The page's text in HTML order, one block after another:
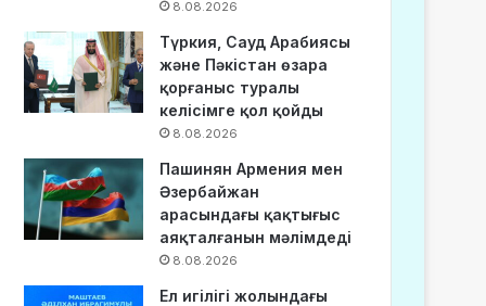
8.08.2026
Түркия, Сауд Арабиясы
және Пәкістан өзара
қорғаныс туралы
келісімге қол қойды
8.08.2026
Пашинян Армения мен
Әзербайжан
арасындағы қақтығыс
аяқталғанын мәлімдеді
8.08.2026
Ел игілігі жолындағы